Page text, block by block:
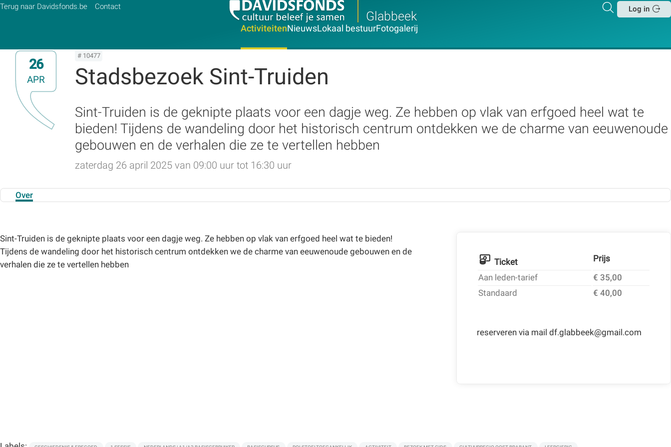
Terug naar Davidsfonds.be Contact
Glabbeek
Zoeken
Log in
ActiviteitenNieuwsLokaal bestuurFotogalerij
26
APR
# 10477
Stadsbezoek Sint-Truiden
Sint-Truiden is de geknipte plaats voor een dagje weg. Ze hebben op vlak van erfgoed heel wat te
bieden! Tijdens de wandeling door het historisch centrum ontdekken we de charme van eeuwenoude
gebouwen en de verhalen die ze te vertellen hebben
zaterdag 26 april 2025 van 09:00 uur tot 16:30 uur
Over
Sint-Truiden is de geknipte plaats voor een dagje weg. Ze hebben op vlak van erfgoed heel wat te bieden!
Tijdens de wandeling door het historisch centrum ontdekken we de charme van eeuwenoude gebouwen en de
verhalen die ze te vertellen hebben
Ticket
Prijs
Aan leden-tarief
€ 35,00
Standaard
€ 40,00
reserveren via mail df.glabbeek@gmail.com
Zoek:
Zoeken